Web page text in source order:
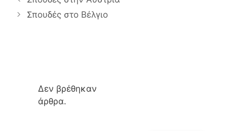
Σπουδές στο Βέλγιο
Δεν βρέθηκαν
άρθρα.